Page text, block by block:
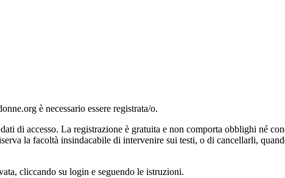
è necessario essere registrata/o.
di accesso. La registrazione è gratuita e non comporta obblighi né
la facoltà insindacabile di intervenire sui testi, o di cancellarli,
cliccando su login e seguendo le istruzioni.